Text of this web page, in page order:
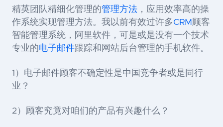
精英团队精细化管理的管理方法 ，应用效率高的操
作系统实现管理方法。我以前有效过许多CRM 顾客
智能管理系统，阿里软件，可是或是没有一个技术
专业的电子邮件跟踪和网站后台管理的手机软件。
1）电子邮件顾客不确定性是中国竞争者或是同行
业？
2）顾客究竟对咱们的产品有兴趣什么？